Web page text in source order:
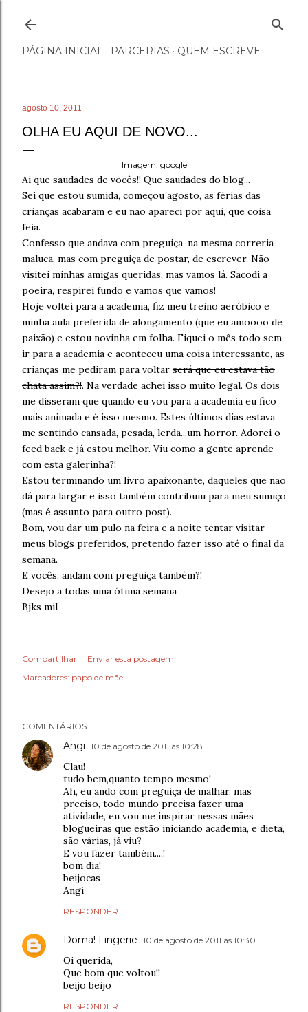
PÁGINA INICIAL PARCERIAS QUEM ESCREVE
agosto 10, 2011
OLHA EU AQUI DE NOVO...
Imagem: google
Ai que saudades de vocês!! Que saudades do blog...
Sei que estou sumida, começou agosto, as férias das
crianças acabaram e eu não apareci por aqui, que coisa
feia.
Confesso que andava com preguiça, na mesma correria
maluca, mas com preguiça de postar, de escrever. Não
visitei minhas amigas queridas, mas vamos lá. Sacodi a
poeira, respirei fundo e vamos que vamos!
Hoje voltei para a academia, fiz meu treino aeróbico e
minha aula preferida de alongamento (que eu amoooo de
paixão) e estou novinha em folha. Fiquei o mês todo sem
ir para a academia e aconteceu uma coisa interessante, as
crianças me pediram para voltar será que eu estava tão
chata assim?!. Na verdade achei isso muito legal. Os dois
me disseram que quando eu vou para a academia eu fico
mais animada e é isso mesmo. Estes últimos dias estava
me sentindo cansada, pesada, lerda...um horror. Adorei o
feed back e já estou melhor. Viu como a gente aprende
com esta galerinha?!
Estou terminando um livro apaixonante, daqueles que não
dá para largar e isso também contribuiu para meu sumiço
(mas é assunto para outro post).
Bom, vou dar um pulo na feira e a noite tentar visitar
meus blogs preferidos, pretendo fazer isso até o final da
semana.
E vocês, andam com preguiça também?!
Desejo a todas uma ótima semana
Bjks mil
Compartilhar
Enviar esta postagem
Marcadores: papo de mãe
COMENTÁRIOS
Angi 10 de agosto de 2011 às 10:28
Clau!
tudo bem,quanto tempo mesmo!
Ah, eu ando com preguiça de malhar, mas
preciso, todo mundo precisa fazer uma
atividade, eu vou me inspirar nessas mães
blogueiras que estão iniciando academia, e dieta,
são várias, já viu?
E vou fazer também....!
bom dia!
beijocas
Angi
RESPONDER
Doma! Lingerie 10 de agosto de 2011 às 10:30
Oi querida,
Que bom que voltou!!
beijo beijo
RESPONDER